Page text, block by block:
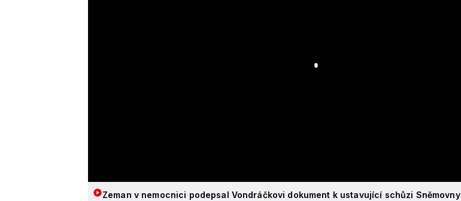
Zeman v nemocnici podepsal Vondráčkovi dokument k ustavující schůzi Sněmovny